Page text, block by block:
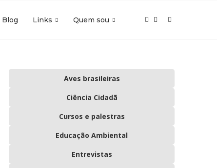
Blog Links Quem sou
Aves brasileiras
Ciência Cidadã
Cursos e palestras
Educação Ambiental
Entrevistas